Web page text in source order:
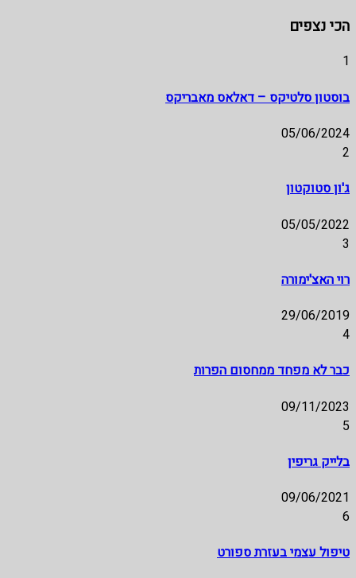
הכי נצפים
1
בוסטון סלטיקס – דאלאס מאבריקס
05/06/2024
2
ג'ון סטוקטון
05/05/2022
3
רוי האצ'ימורה
29/06/2019
4
כבר לא מפחד ממחסום הפרות
09/11/2023
5
בלייק גריפין
09/06/2021
6
טיפול עצמי בעזרת ספורט